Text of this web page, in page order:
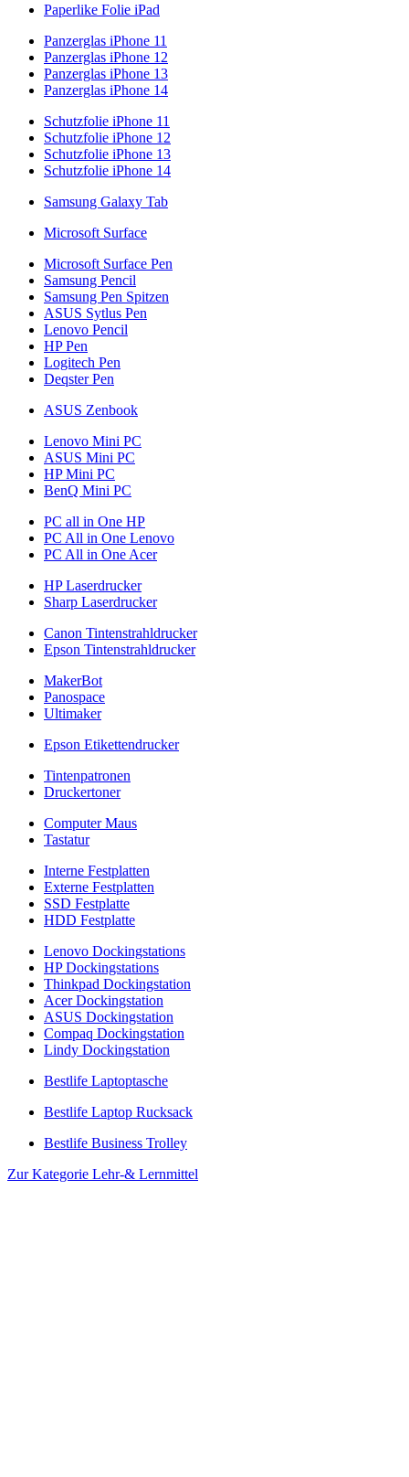
Paperlike Folie iPad
Panzerglas iPhone 11
Panzerglas iPhone 12
Panzerglas iPhone 13
Panzerglas iPhone 14
Schutzfolie iPhone 11
Schutzfolie iPhone 12
Schutzfolie iPhone 13
Schutzfolie iPhone 14
Samsung Galaxy Tab
Microsoft Surface
Microsoft Surface Pen
Samsung Pencil
Samsung Pen Spitzen
ASUS Sytlus Pen
Lenovo Pencil
HP Pen
Logitech Pen
Deqster Pen
ASUS Zenbook
Lenovo Mini PC
ASUS Mini PC
HP Mini PC
BenQ Mini PC
PC all in One HP
PC All in One Lenovo
PC All in One Acer
HP Laserdrucker
Sharp Laserdrucker
Canon Tintenstrahldrucker
Epson Tintenstrahldrucker
MakerBot
Panospace
Ultimaker
Epson Etikettendrucker
Tintenpatronen
Druckertoner
Computer Maus
Tastatur
Interne Festplatten
Externe Festplatten
SSD Festplatte
HDD Festplatte
Lenovo Dockingstations
HP Dockingstations
Thinkpad Dockingstation
Acer Dockingstation
ASUS Dockingstation
Compaq Dockingstation
Lindy Dockingstation
Bestlife Laptoptasche
Bestlife Laptop Rucksack
Bestlife Business Trolley
Zur Kategorie Lehr-& Lernmittel